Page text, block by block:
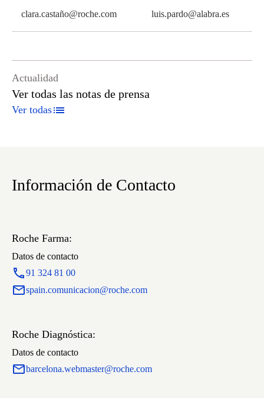
clara.castaño@roche.com luis.pardo@alabra.es
Actualidad
Ver todas las notas de prensa
Ver todas
Información de Contacto
Roche Farma:
Datos de contacto
91 324 81 00
spain.comunicacion@roche.com
Roche Diagnóstica:
Datos de contacto
barcelona.webmaster@roche.com